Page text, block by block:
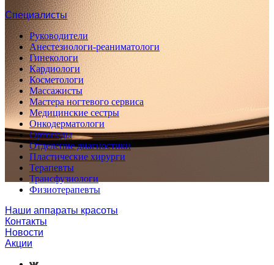
Специалисты
Руководители
Анестезиологи-реаниматологи
Гинекологи
Кардиологи
Косметологи
Массажисты
Мастера ногтевого сервиса
Медицинские сестры
Онкодерматологи
Ортопеды
Отделение диагностики
Пластические хирурги
Терапевты
Трансфузиологи
Физиотерапевты
Наши аппараты красоты
Контакты
Новости
Акции